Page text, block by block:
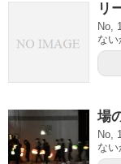
リ
No,
な
場
No,
な